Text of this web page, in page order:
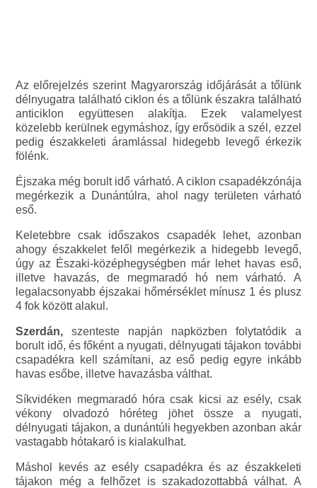
Az előrejelzés szerint Magyarország időjárását a tőlünk
délnyugatra található ciklon és a tőlünk északra található
anticiklon együttesen alakítja. Ezek valamelyest
közelebb kerülnek egymáshoz, így erősödik a szél, ezzel
pedig északkeleti áramlással hidegebb levegő érkezik
fölénk.
Éjszaka még borult idő várható. A ciklon csapadékzónája
megérkezik a Dunántúlra, ahol nagy területen várható
eső.
Keletebbre csak időszakos csapadék lehet, azonban
ahogy északkelet felől megérkezik a hidegebb levegő,
úgy az Északi-középhegységben már lehet havas eső,
illetve havazás, de megmaradó hó nem várható. A
legalacsonyabb éjszakai hőmérséklet mínusz 1 és plusz
4 fok között alakul.
Szerdán, szenteste napján napközben folytatódik a
borult idő, és főként a nyugati, délnyugati tájakon további
csapadékra kell számítani, az eső pedig egyre inkább
havas esőbe, illetve havazásba válthat.
Síkvidéken megmaradó hóra csak kicsi az esély, csak
vékony olvadozó hóréteg jöhet össze a nyugati,
délnyugati tájakon, a dunántúli hegyekben azonban akár
vastagabb hótakaró is kialakulhat.
Máshol kevés az esély csapadékra és az északkeleti
tájakon még a felhőzet is szakadozottabbá válhat. A